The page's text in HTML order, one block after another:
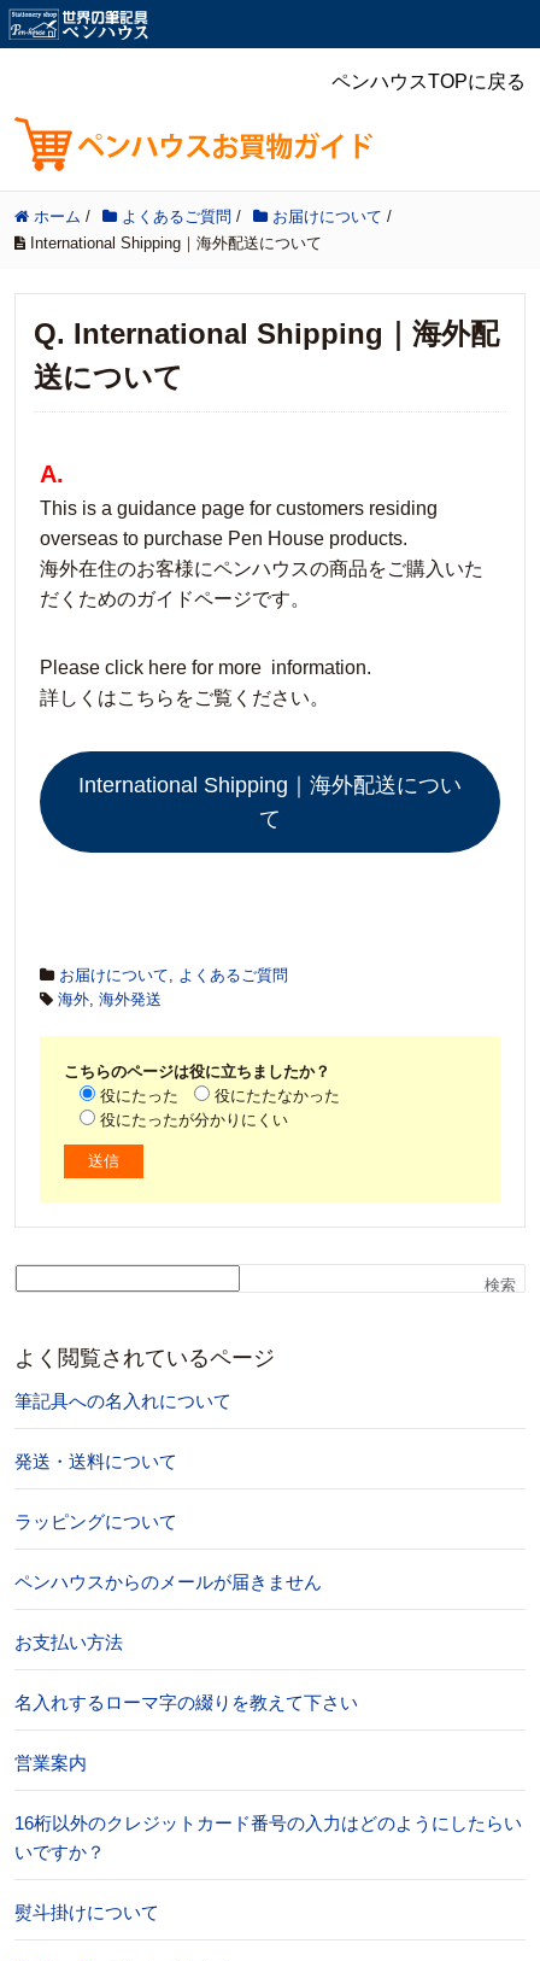
ペンハウスTOPに戻る
ホーム / よくあるご質問 / お届けについて /
International Shipping｜海外配送について
Q. International Shipping｜海外配
送について
A.
This is a guidance page for customers residing
overseas to purchase Pen House products.
海外在住のお客様にペンハウスの商品をご購入いた
だくためのガイドページです。
Please click here for more information.
詳しくはこちらをご覧ください。
International Shipping｜海外配送につい
て
お届けについて, よくあるご質問
海外, 海外発送
こちらのページは役に立ちましたか？
役にたった
役にたたなかった
役にたったが分かりにくい
検索
よく閲覧されているページ
筆記具への名入れについて
発送・送料について
ラッピングについて
ペンハウスからのメールが届きません
お支払い方法
名入れするローマ字の綴りを教えて下さい
営業案内
16桁以外のクレジットカード番号の入力はどのようにしたらい
いですか？
熨斗掛けについて